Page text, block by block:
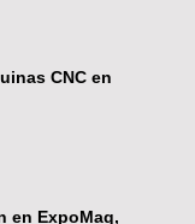
CNC en
en ExpoMaq,